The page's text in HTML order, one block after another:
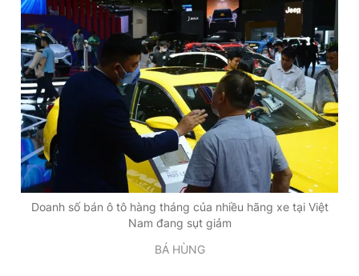
Đọc Thanh Niên trên điện thoại
Theo dõi báo trên
Hotline
0906 645 777
Liên hệ quảng cáo
0908 780 404
Quảng cáo RSS Tòa soạn
Doanh số bán ô tô hàng tháng của nhiều hãng xe tại Việt
Nam đang sụt giảm
BÁ HÙNG